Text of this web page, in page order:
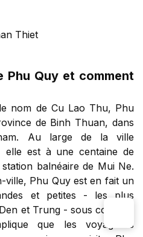
Phu Quy et comment
nom de Cu Lao Thu, Phu
de Binh Thuan, dans
Au large de la ville
elle est à une centaine de
balnéaire de Mui Ne.
ville, Phu Quy est en fait un
et petites - les plus
et Trung - sous contrôle
que les voyageurs